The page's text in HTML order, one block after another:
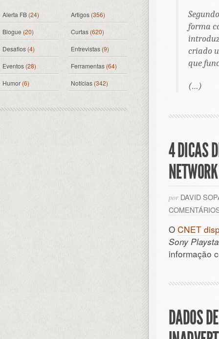
forma
criado
que
(…)
4 DICAS
NETWORK
por DAVID
O CNET
Sony
informação
DADOS
Alerta FB (24) Artigos(356)
Blogue (20) Curtas(620)
Desafios(4) Entrevistas (9)
Eventos (28) Ferramentas (64)
Humor (6) Notícias (342)